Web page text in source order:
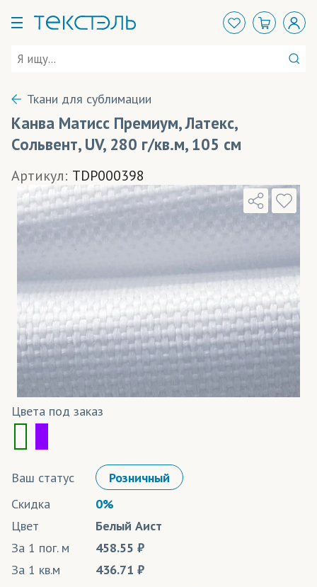
Ткани для сублимации
Канва Матисс Премиум, Латекс,
Сольвент, UV, 280 г/кв.м, 105 см
Артикул: TDP000398
Цвета под заказ
Ваш статус
Розничный
Скидка
0%
Цвет
Белый Аист
За 1 пог. м
458.55
За 1 кв.м
436.71